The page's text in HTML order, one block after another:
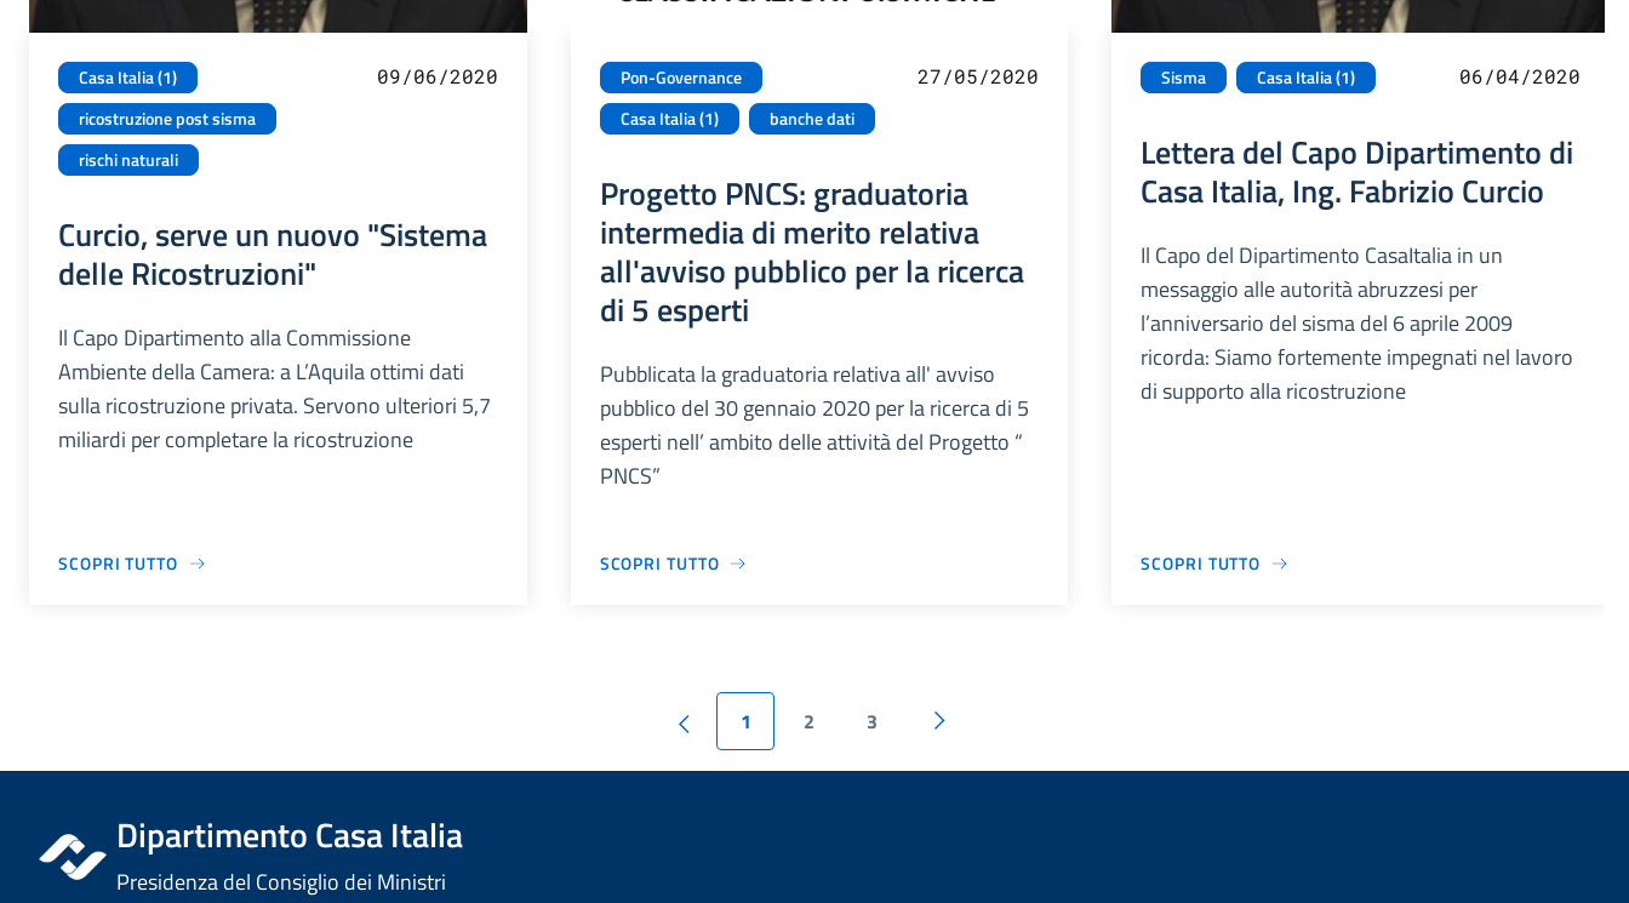
Casa Italia (1)
ricostruzione post sisma
rischi naturali
09/06/2020
Curcio, serve un nuovo "Sistema
delle Ricostruzioni"
Il Capo Dipartimento alla Commissione
Ambiente della Camera: a L’Aquila ottimi dati
sulla ricostruzione privata. Servono ulteriori 5,7
miliardi per completare la ricostruzione
SCOPRI TUTTO
Pon-Governance
Casa Italia (1)
banche dati
27/05/2020
Progetto PNCS: graduatoria
intermedia di merito relativa
all'avviso pubblico per la ricerca
di 5 esperti
Pubblicata la graduatoria relativa all' avviso
pubblico del 30 gennaio 2020 per la ricerca di 5
esperti nell’ ambito delle attività del Progetto “
PNCS”
SCOPRI TUTTO
Sisma Casa Italia (1) 06/04/2020
Lettera del Capo Dipartimento di
Casa Italia, Ing. Fabrizio Curcio
Il Capo del Dipartimento CasaItalia in un
messaggio alle autorità abruzzesi per
l’anniversario del sisma del 6 aprile 2009
ricorda: Siamo fortemente impegnati nel lavoro
di supporto alla ricostruzione
SCOPRI TUTTO
1 2 3
Dipartimento Casa Italia
Presidenza del Consiglio dei Ministri